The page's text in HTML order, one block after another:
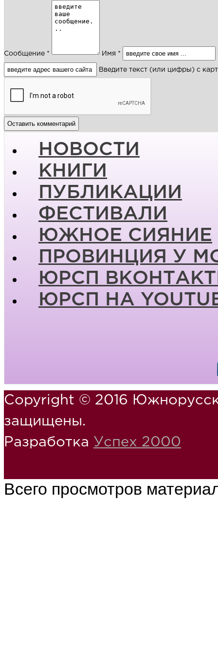
Сообщение * Имя *
Введите текст (или цифры) с
НОВОСТИ
КНИГИ
ПУБЛИКАЦИИ
ФЕСТИВАЛИ
ЮЖНОЕ СИЯНИЕ
ПРОВИНЦИЯ У
ЮРСП
ЮРСП НА
Copyright © 2016
защищены.
Разработка Успех 2000
Всего просмотров